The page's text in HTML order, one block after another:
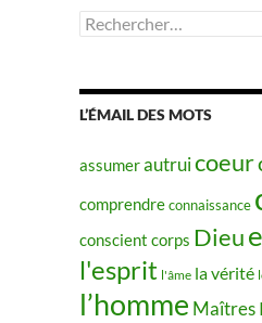
Rechercher :
L’ÉMAIL DES MOTS
assumerautruicoeur
comprendreconnaissance
conscient corps Dieu
l'esprit l'âme la vérité
l’homme Maîtres